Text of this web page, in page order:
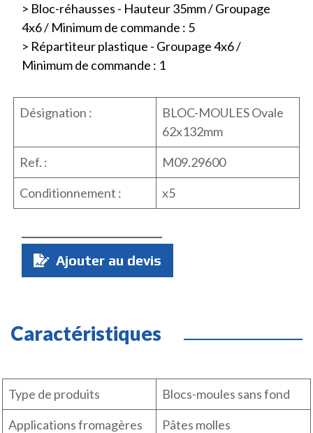
> Bloc-réhausses - Hauteur 35mm / Groupage
4x6 / Minimum de commande : 5
> Répartiteur plastique - Groupage 4x6 /
Minimum de commande : 1
Désignation :
BLOC-MOULES Ovale
62x132mm
Ref. :
M09.29600
Conditionnement :
x5
Quantité
Ajouter au devis
Caractéristiques
Type de produits
Blocs-moules sans fond
Applications fromagères
Pâtes molles